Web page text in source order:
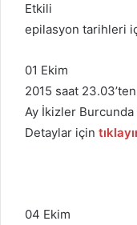
Etkili
epilasyon tarihleri
01 Ekim
2015 saat
Ay İkizler
Detaylar için
04 Ekim